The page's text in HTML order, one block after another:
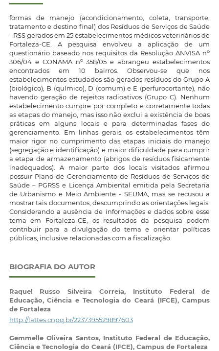
formas de manejo (acondicionamento, coleta, transporte,
tratamento e destino final) dos Resíduos de Serviços de Saúde
- RSS gerados em 25 estabelecimentos médicos veterinários de
Fortaleza-CE. A pesquisa envolveu a aplicação de um
questionário baseado nos requisitos da Resolução ANVISA no
306/04 e CONAMA no358/05 e abrangeu estabelecimentos
encontrados em 10 bairros. Observou-se que nos
estabelecimentos estudados são gerados resíduos do Grupo A
(biológico), B (químico), D (comum) e E (perfurocortante), não
havendo geração de rejeitos radioativos (Grupo C). Nenhum
estabelecimento cumpre por completo e corretamente todas
as etapas do manejo, mas isso não exclui a existência de boas
práticas em alguns locais e para determinadas fases do
gerenciamento. Em linhas gerais, os estabelecimentos têm
maior rigor no cumprimento das etapas iniciais do manejo
(segregação e identificação) e maior dificuldade para cumprir
a etapa de armazenamento (abrigos de resíduos fisicamente
inadequados). A maior parte dos locais visitados afirmou
possuir Plano de Gerenciamento de Resíduos de Serviços de
Saúde – PGRSS e Licença Ambiental emitida pela Secretaria
de Urbanismo e Meio Ambiente - SEUMA, mas se recusou a
mostrar tais documentos, descumprindo as orientações legais.
Considerando a ausência de informações e dados sobre esse
tema em Fortaleza-CE, os resultados da pesquisa podem
contribuir para a divulgação do tema e orientar políticas
públicas, inclusive relacionadas com a fiscalização.
BIOGRAFIA DO AUTOR
Raquel Russo Silveira Correia, Instituto Federal de
Educação, Ciência e Tecnologia do Ceará (IFCE), Campus
de Fortaleza
http://lattes.cnpq.br/2237395529897603
Gemmelle Oliveira Santos, Instituto Federal de Educação,
Ciência e Tecnologia do Ceará (IFCE), Campus de Fortaleza